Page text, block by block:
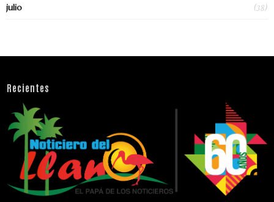
julio (38)
Recientes